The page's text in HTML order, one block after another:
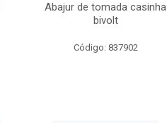
Abajur de tomada casinha
bivolt
Código: 837902